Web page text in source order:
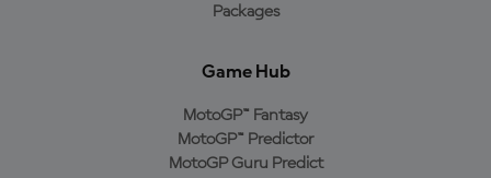
Packages
Game Hub
MotoGP™ Fantasy
MotoGP™ Predictor
MotoGP Guru Predict